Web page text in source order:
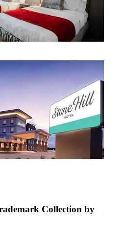
Collection by